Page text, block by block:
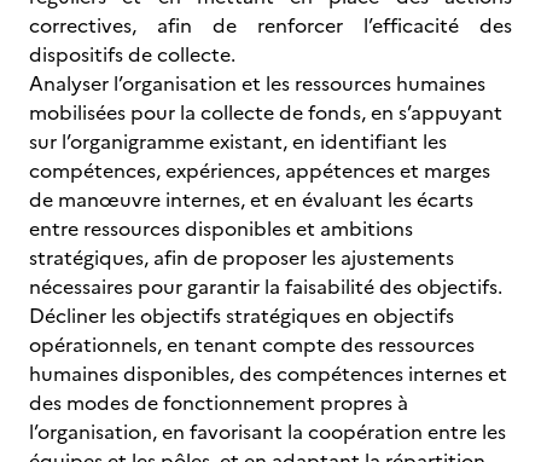
correctives, afin de renforcer l’efficacité des
dispositifs de collecte.
Analyser l’organisation et les ressources humaines
mobilisées pour la collecte de fonds, en s’appuyant
sur l’organigramme existant, en identifiant les
compétences, expériences, appétences et marges
de manœuvre internes, et en évaluant les écarts
entre ressources disponibles et ambitions
stratégiques, afin de proposer les ajustements
nécessaires pour garantir la faisabilité des objectifs.
Décliner les objectifs stratégiques en objectifs
opérationnels, en tenant compte des ressources
humaines disponibles, des compétences internes et
des modes de fonctionnement propres à
l’organisation, en favorisant la coopération entre les